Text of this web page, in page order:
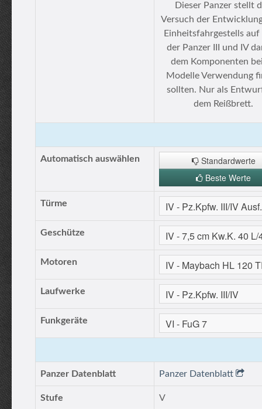
Dieser Panzer stellt
Versuch der
Einheitsfahrgestells auf
der Panzer III und IV
dem Komponenten
Modelle Verwendung
sollten. Nur als
dem Reißbrett.
Automatisch auswählen
Standardwerte
Beste Werte
Türme
Geschütze
Motoren
Laufwerke
Funkgeräte
Panzer Datenblatt Panzer Datenblatt
Stufe V